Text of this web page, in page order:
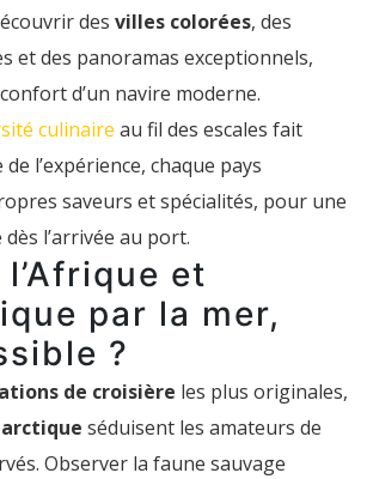
des villes colorées, des
et des panoramas exceptionnels,
d’un navire moderne.
culinaire au fil des escales fait
l’expérience, chaque pays
saveurs et spécialités, pour une
l’arrivée au port.
et
par la mer,
?
de croisière les plus originales,
séduisent les amateurs de
Observer la faune sauvage